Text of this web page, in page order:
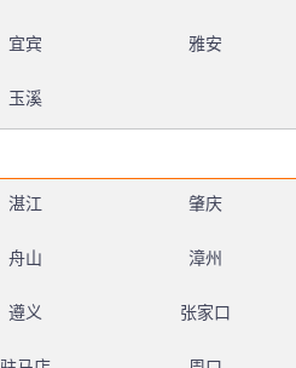
宜宾 雅安
玉溪
湛江 肇庆
舟山 漳州
遵义 张家口